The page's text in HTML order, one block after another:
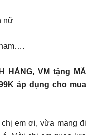
nữ
HÀNG, VM tặng MÃ
áp dụng cho mua
em ơi, vừa mang đi